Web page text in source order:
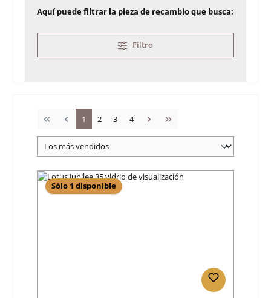
Aquí puede filtrar la pieza de recambio que busca:
Filtro
Página
1 Página
2 Página
3 Página
4
Sólo 1 disponible